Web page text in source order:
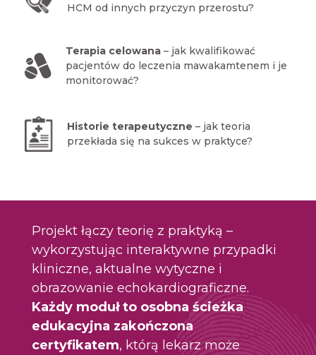
HCM od innych przyczyn przerostu?
Terapia celowana – jak kwalifikować
pacjentów do leczenia mawakamtenem i je
monitorować?
Historie terapeutyczne – jak teoria
przekłada się na sukces w praktyce?
Projekt łączy teorię z praktyką –
wykorzystując interaktywne przypadki
kliniczne, aktualne wytyczne i
obrazowanie echokardiograficzne.
Każdy moduł to osobna ścieżka
edukacyjna zakończona
certyfikatem, którą lekarz może